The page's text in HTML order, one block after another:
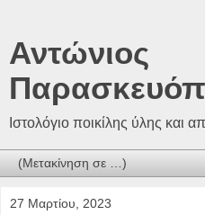
Αντώνιος
Ιστολόγιο ποικίλης ύλης και
27 Μαρτίου, 2023